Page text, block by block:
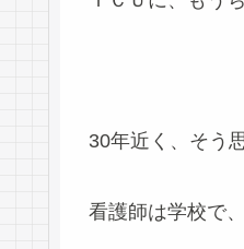
30年近く、そう
看護師は学校で、